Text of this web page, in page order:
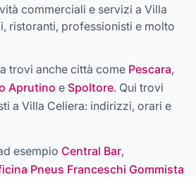
commerciali e servizi a Villa
ristoranti, professionisti e molto
trovi anche città come Pescara,
Aprutino e Spoltore. Qui trovi
a Villa Celiera: indirizzi, orari e
esempio Central Bar,
Pneus Franceschi Gommista